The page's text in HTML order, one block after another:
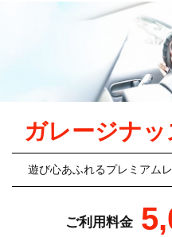
ガレージナ
遊び心あふれるプレミアム
ご利用料金